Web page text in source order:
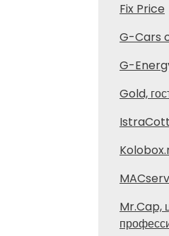
Fix Price
G-Cars
G-
Gold,
Mr.Cap,